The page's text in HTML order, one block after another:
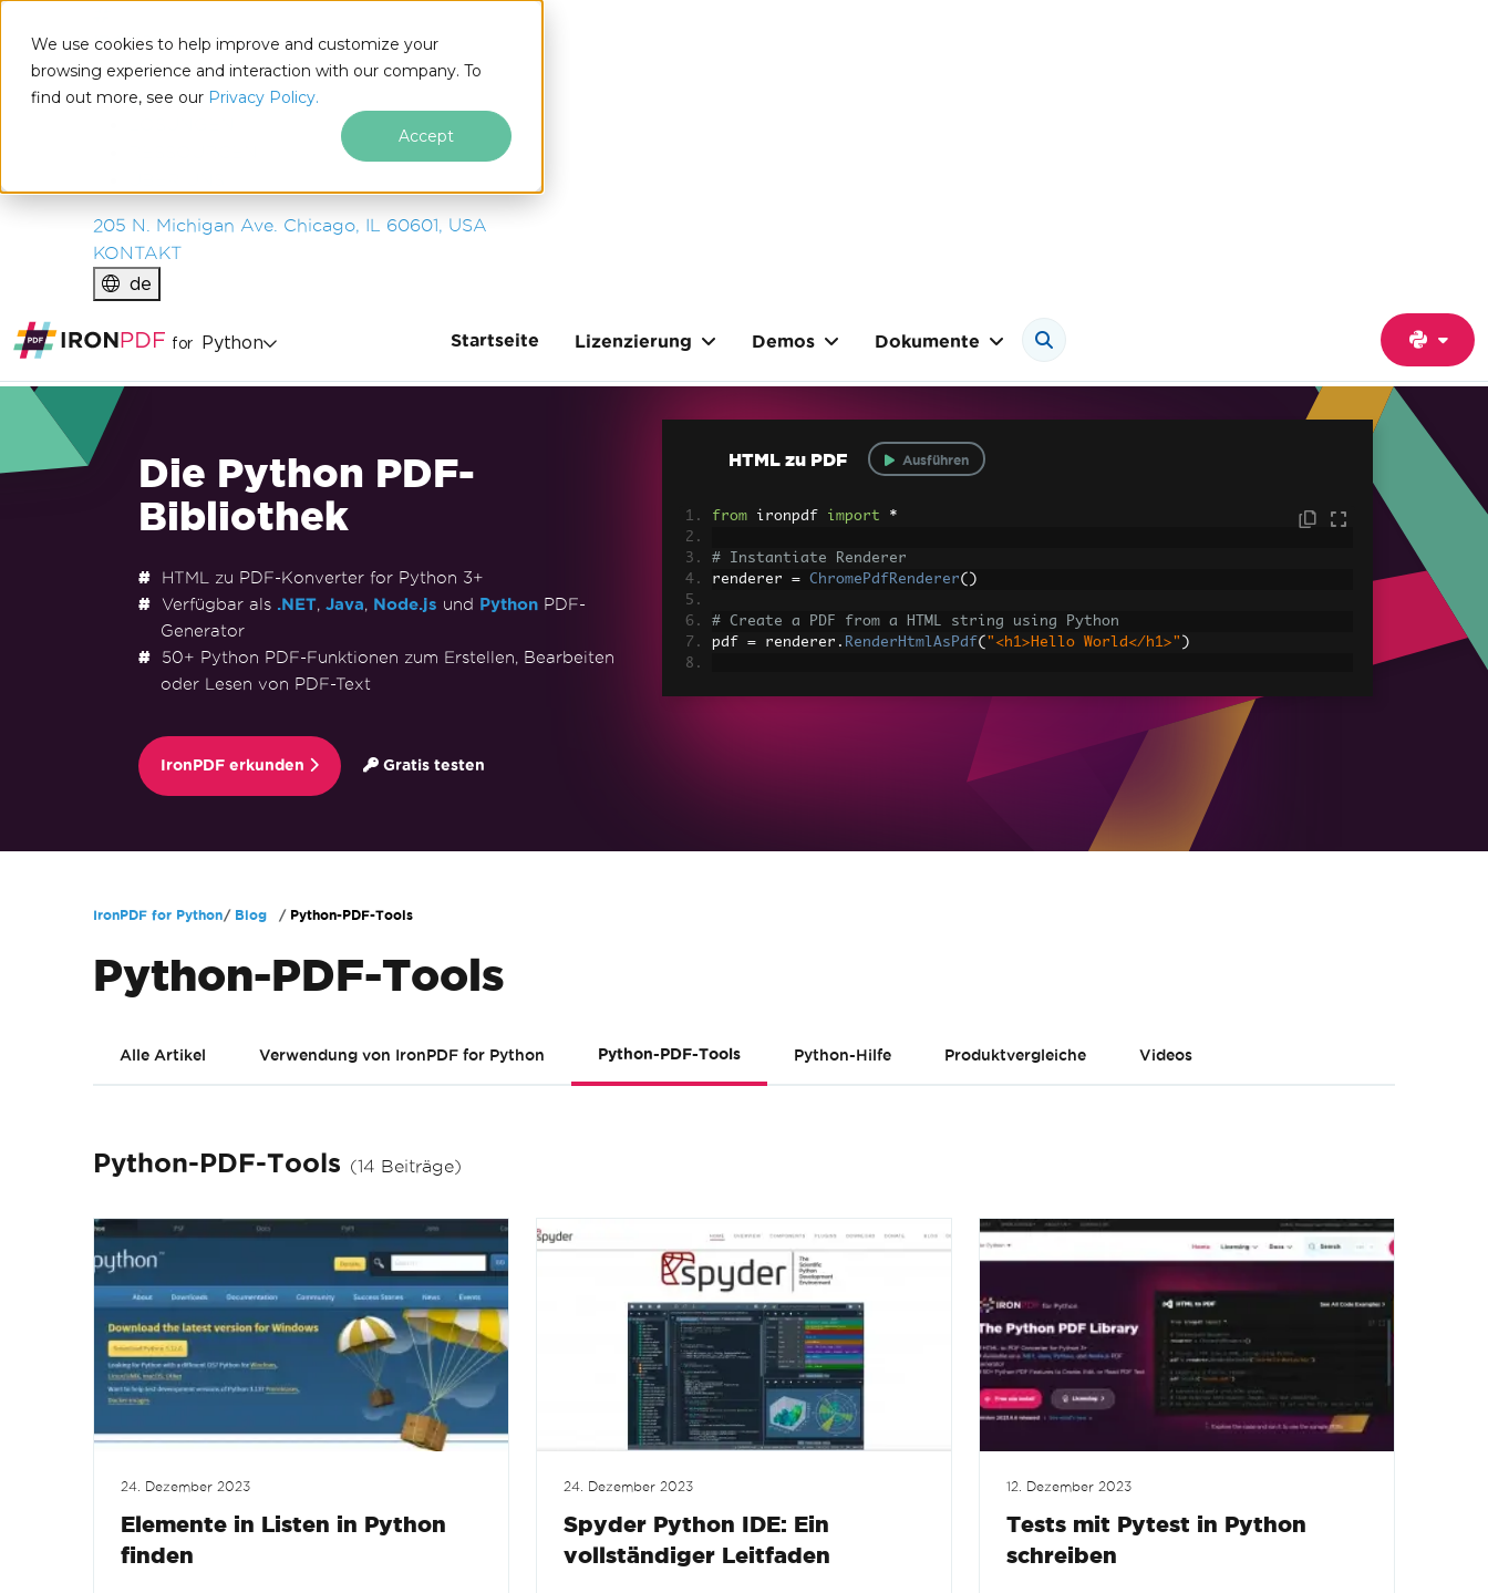
We use cookies to help improve and customize your
browsing experience and interaction with our company. To
find out more, see our Privacy Policy.
Accept
IRONSOFTWARE
PRODUKTE
UNTERNEHMEN
205 N. Michigan Ave. Chicago, IL 60601, USA
KONTAKT
de
for Python Startseite Lizenzierung Demos Dokumente
Die Python PDF-
Bibliothek
HTML zu PDF-Konverter for Python 3+
Verfügbar als .NET, Java, Node.js und PythonPDF-
Generator
50+ Python PDF-Funktionen zum Erstellen, Bearbeiten
oder Lesen von PDF-Text
IronPDF erkunden Gratis testen
HTML zu PDF Ausführen
from ironpdf import *
# Instantiate Renderer
renderer = ChromePdfRenderer()
# Create a PDF from a HTML string using Python
pdf = renderer . RenderHtmlAsPdf( "<h1>Hello World</h1>" )
# Advanced Example with HTML Assets
# Load external html assets: Images, CSS and JavaScript.
# An optional BasePath 'C:\site\assets\' is set as the file location to
"<img src='icons/iron.png'>"
r"C:\site\assets")
IronPDF for Python Blog Python-PDF-Tools
Python-PDF-Tools
Alle Artikel Verwendung von IronPDF for Python Python-PDF-Tools Python-Hilfe Produktvergleiche Videos
Python-PDF-Tools (14 Beiträge)
24. Dezember 2023
Elemente in Listen in Python
finden
24. Dezember 2023
Spyder Python IDE: Ein
vollständiger Leitfaden
12. Dezember 2023
Tests mit Pytest in Python
schreiben